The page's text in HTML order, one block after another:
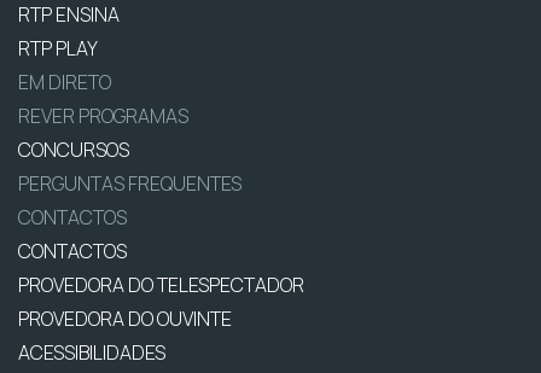
RTP ENSINA
RTP PLAY
EM DIRETO
REVER PROGRAMAS
CONCURSOS
PERGUNTAS FREQUENTES
CONTACTOS
CONTACTOS
PROVEDORA DO TELESPECTADOR
PROVEDORA DO OUVINTE
ACESSIBILIDADES